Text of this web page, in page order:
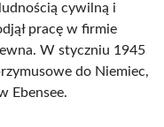
cywilną i
pracę w firmie
W styczniu 1945
do Niemiec,
Ebensee.